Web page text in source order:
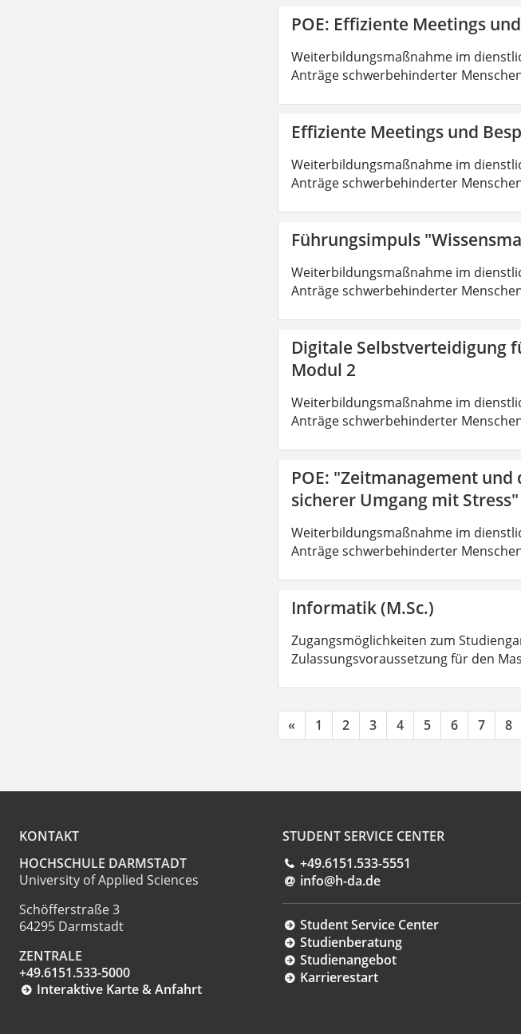
POE: Effiziente Meetings
Weiterbildungsmaßnahme im
Anträge schwerbehinderter
Effiziente Meetings und
Weiterbildungsmaßnahme im
Anträge schwerbehinderter
Führungsimpuls
Weiterbildungsmaßnahme im
Anträge schwerbehinderter
Digitale Selbstverteidigung
Modul 2
Weiterbildungsmaßnahme im
Anträge schwerbehinderter
POE: "Zeitmanagement
sicherer Umgang mit Stress"
Weiterbildungsmaßnahme im
Anträge schwerbehinderter
Informatik (M.Sc.)
Zugangsmöglichkeiten zum
Zulassungsvoraussetzung für den
« 1 2 3 4 5 6 7 8
KONTAKT
HOCHSCHULE DARMSTADT
University of Applied Sciences
Schöfferstraße 3
64295 Darmstadt
ZENTRALE
+49.6151.533-5000
Interaktive Karte & Anfahrt
STUDENT SERVICE CENTER
+49.6151.533-5551
info@h-da.de
Student Service Center
Studienberatung
Studienangebot
Karrierestart